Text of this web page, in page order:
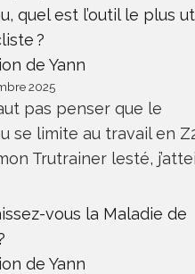
quel est l’outil le plus
?
de Yann
2025
pas penser que le
se limite au travail en
Trutrainer lesté,
vous la Maladie de
de Yann